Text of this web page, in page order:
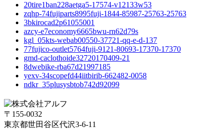
20tire1ban228aetga5-17574-v12133w53
zqhp-74fujiparts8995fuji-1844-85987-25763-25763
3bkirocad2p61055001
azcy-e7economy6665bwu-rn62d79s
kgl_05kts-webab00550-37721-qq-e-d-137
77fujico-outlet5764fuji-9121-80693-17370-17370
gmd-caclothoide32720170409-21
8dwebike-rba67d21997185
yexv-34scopefd44iitbirib-662482-0058
ndkr_35plusysbtob742d92099
〒155-0032
東京都世田谷区代沢3-6-11